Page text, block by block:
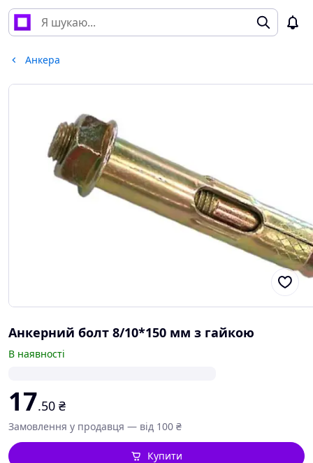
Анкера
Анкерний болт 8/10*150 мм з гайкою
В наявності
17.50 ₴
Замовлення у продавця — від 100 ₴
Купити